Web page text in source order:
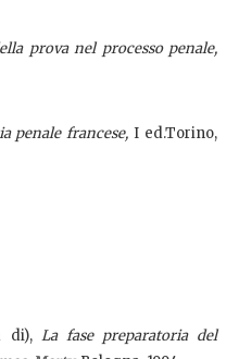
prova nel processo penale,
penale francese, I ed.Torino,
di), La fase preparatoria del